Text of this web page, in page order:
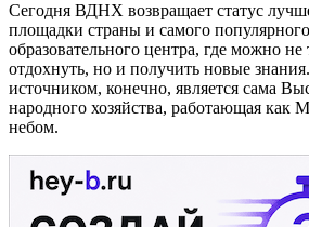
Сегодня ВДНХ возвращает статус
площадки страны и самого
образовательного центра, где можно
отдохнуть, но и получить новые
источником, конечно, является сама
народного хозяйства, работающая как
небом.